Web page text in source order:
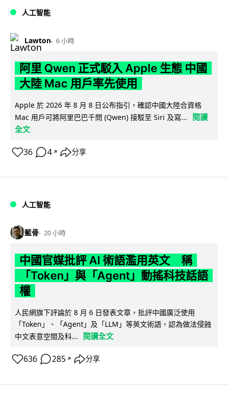
人工智能
Lawton 6 小時
阿里 Qwen 正式駁入 Apple 生態 中國
大陸 Mac 用戶率先使用
Apple 於 2026 年 8 月 8 日公布指引，確認中國大陸合資格
Mac 用戶可將阿里巴巴千問 (Qwen) 接駁至 Siri 及寫...
閱讀
全文
36 4 ↗ 分享
人工智能
藍骨 20 小時
中國官媒批評 AI 術語濫用英文 稱
「Token」與「Agent」動搖科技話語
權
人民網旗下評論於 8 月 6 日發表文章，批評中國廣泛使用
「Token」、「Agent」及「LLM」等英文術語，認為做法侵蝕
中文表意空間及科...
閱讀全文
636 285 ↗ 分享